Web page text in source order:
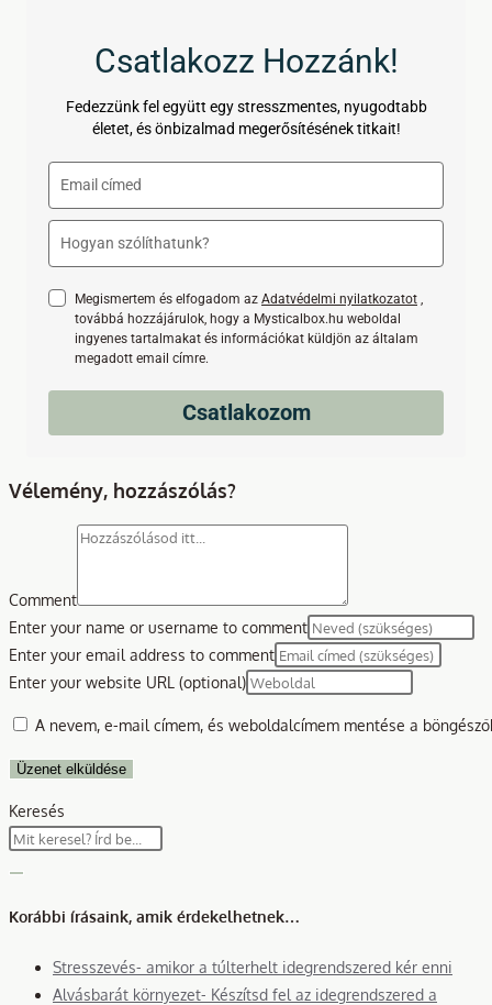
Csatlakozz Hozzánk!
Fedezzünk fel együtt egy stresszmentes, nyugodtabb
életet, és önbizalmad megerősítésének titkait!
Megismertem és elfogadom az Adatvédelmi nyilatkozatot ,
továbbá hozzájárulok, hogy a Mysticalbox.hu weboldal
ingyenes tartalmakat és információkat küldjön az általam
megadott email címre.
Csatlakozom
Vélemény, hozzászólás?
Comment
Enter your name or username to comment
Enter your email address to comment
Enter your website URL (optional)
A nevem, e-mail címem, és weboldalcímem mentése a
Keresés
Korábbi írásaink, amik érdekelhetnek…
Stresszevés- amikor a túlterhelt idegrendszered kér enni
Alvásbarát környezet- Készítsd fel az idegrendszered a